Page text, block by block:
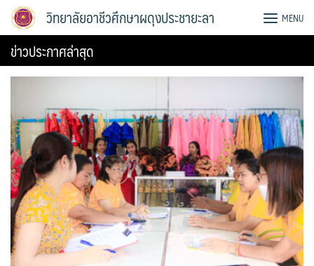
Skip
วิทยาลัยอาชีวศึกษาผดุงประชายะลา MENU
ข่าวประกาศล่าสุด